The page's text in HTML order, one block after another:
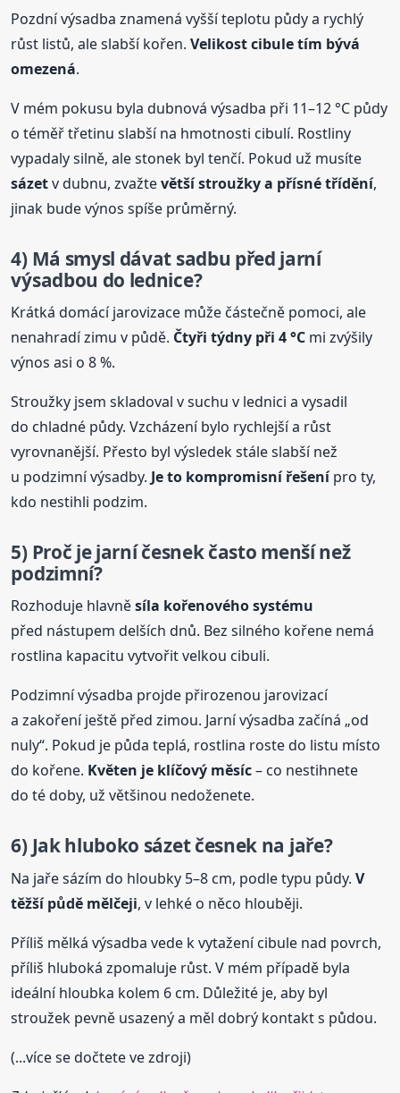
Pozdní výsadba znamená vyšší teplotu půdy a rychlý
růst listů, ale slabší kořen.Velikost cibule tím bývá
omezená.
V mém pokusu byla dubnová výsadba při 11–12 °C půdy
o téměř třetinu slabší na hmotnosti cibulí. Rostliny
vypadaly silně, ale stonek byl tenčí. Pokud už musíte
sázetv dubnu, zvažtevětší stroužky a přísné třídění,
jinak bude výnos spíše průměrný.
4) Má smysl dávat sadbu před jarní
výsadbou do lednice?
Krátká domácí jarovizace může částečně pomoci, ale
nenahradí zimu v půdě. Čtyři týdny při 4 °C mi zvýšily
výnos asi o 8 %.
Stroužky jsem skladoval v suchu v lednici a vysadil
do chladné půdy. Vzcházení bylo rychlejší a růst
vyrovnanější. Přesto byl výsledek stále slabší než
u podzimní výsadby. Je to kompromisní řešenípro ty,
kdo nestihli podzim.
5) Proč je jarníčesnekčasto menší než
podzimní?
Rozhoduje hlavněsíla kořenového systému
před nástupem delších dnů. Bez silného kořene nemá
rostlina kapacitu vytvořit velkou cibuli.
Podzimní výsadba projde přirozenou jarovizací
a zakoření ještě před zimou. Jarní výsadba začíná „od
nuly“. Pokud je půda teplá, rostlina roste do listu místo
do kořene. Květen je klíčový měsíc– co nestihnete
do té doby, už většinou nedoženete.
6) Jak hluboko sázet česnek na jaře?
Na jaře sázím do hloubky 5–8 cm, podle typu půdy.V
těžší půdě mělčeji, v lehké o něco hlouběji.
Příliš mělká výsadba vede k vytažení cibule nad povrch,
příliš hluboká zpomaluje růst. V mém případě byla
ideální hloubka kolem 6 cm. Důležité je, aby byl
stroužek pevně usazený a měl dobrý kontakt s půdou.
(...více se dočtete ve zdroji)